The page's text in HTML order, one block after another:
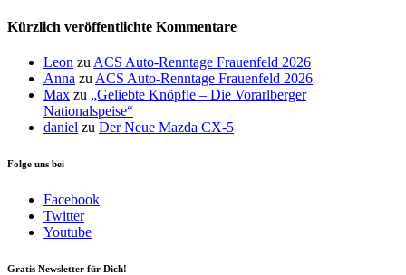
Kürzlich veröffentlichte Kommentare
Leon zu ACS Auto-Renntage Frauenfeld 2026
Anna zu ACS Auto-Renntage Frauenfeld 2026
Max zu „Geliebte Knöpfle – Die Vorarlberger
Nationalspeise“
daniel zu Der Neue Mazda CX-5
Folge uns bei
Facebook
Twitter
Youtube
Gratis Newsletter für Dich!